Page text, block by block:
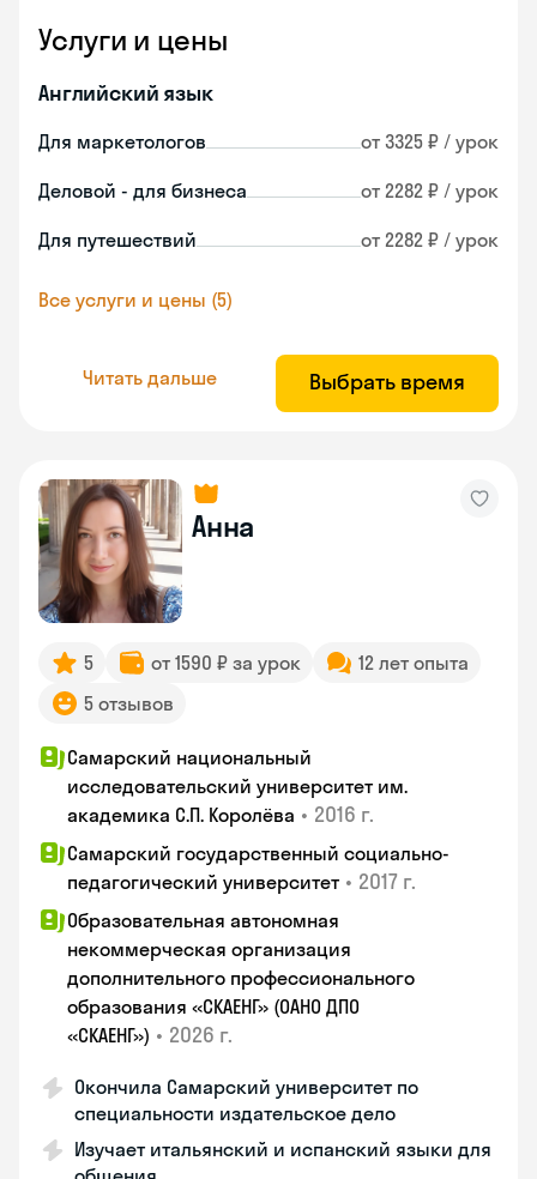
Услуги и цены
Английский язык
Для маркетологов от 3325 ₽ / урок
Деловой - для бизнеса от 2282 ₽ / урок
Для путешествий от 2282 ₽ / урок
Все услуги и цены (5)
Читать дальше Выбрать время
Анна
5 от 1590 ₽ за урок
12 лет опыта
5 отзывов
Самарский национальный
исследовательский университет им.
академика С.П. Королёва • 2016 г.
Самарский государственный социально-
педагогический университет • 2017 г.
Образовательная автономная
некоммерческая организация
дополнительного профессионального
образования «СКАЕНГ» (ОАНО ДПО
«СКАЕНГ») • 2026 г.
Окончила Самарский университет по
специальности издательское дело
Изучает итальянский и испанский языки для